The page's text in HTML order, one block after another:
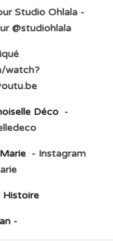
Studio Ohlala -
@studiohlala
watch?
Déco-
- Instagram
Histoire
-